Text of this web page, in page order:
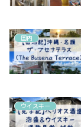
国内
ウイスキー